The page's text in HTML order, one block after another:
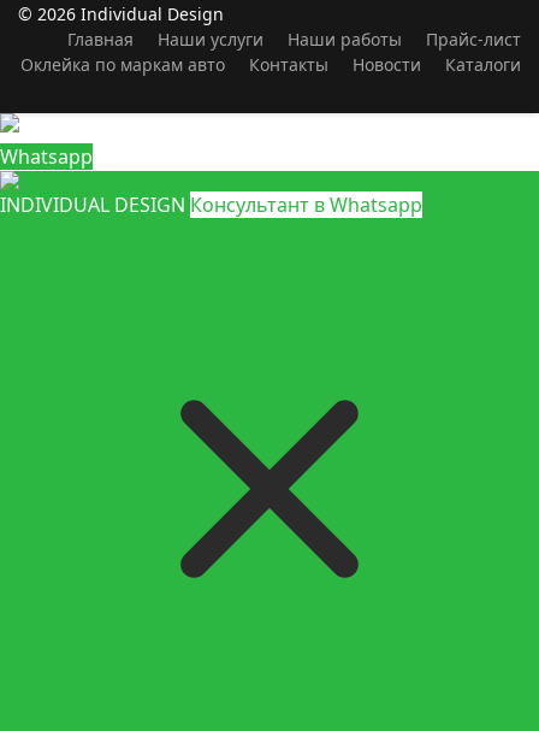
© 2026 Individual Design
Главная
Наши услуги Наши работы
Прайс-лист
Оклейка по маркам авто
Контакты Новости Каталоги
Whatsapp
INDIVIDUAL DESIGN Консультант в Whatsapp